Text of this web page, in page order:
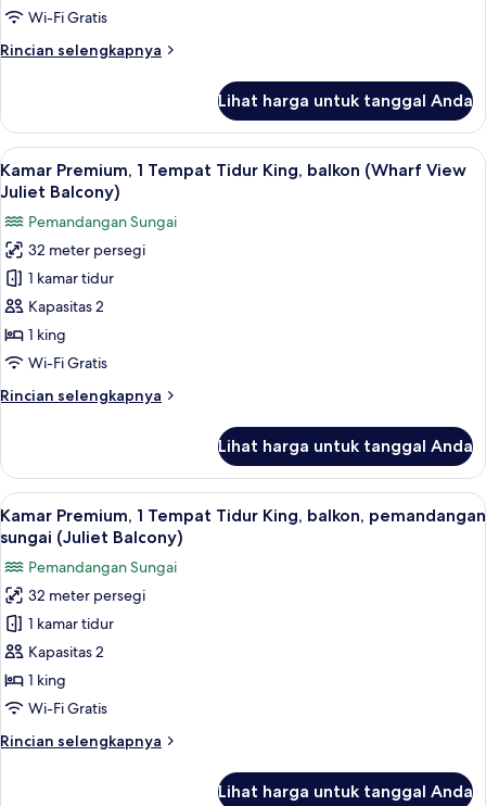
View)
1
Tidur
Wi-Fi Gratis
Rincian selengkapnya
Rincian
Kamar
Premium,
1
Tempat
King
Lihat harga untuk tanggal Anda
Lihat
semua
untuk
Kamar
Premium,
1
Tempat
Tidur
balkon
Juliet
Balcony)
Kamar Premium, 1 Tempat Tidur
4
Kamar Premium, 1 Tempat Tidur King, balkon (Wharf View
Juliet Balcony)
Pemandangan Sungai
32 meter persegi
1 kamar tidur
Kapasitas 2
1 king
Wi-Fi Gratis
Rincian selengkapnya
Rincian
Kamar
Premium,
1
Tempat
Tidur
King,
balkon
(Wharf
View
Juliet
Lihat harga untuk tanggal Anda
Lihat
semua
foto
untuk
Kamar
Premium,
1
Tempat
Tidur
balkon,
Kamar Premium, 1 Tempat Tidur
4
Kamar Premium, 1 Tempat Tidur King, balkon, pemandangan
sungai (Juliet Balcony)
Pemandangan Sungai
32 meter persegi
1 kamar tidur
Kapasitas 2
1 king
Wi-Fi Gratis
Rincian selengkapnya
Rincian
Lihat harga untuk tanggal Anda